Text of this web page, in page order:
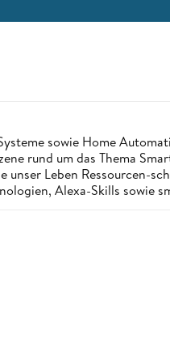
sowie Home
rund um das Thema
unser Leben Ressourcen-
Alexa-Skills sowie